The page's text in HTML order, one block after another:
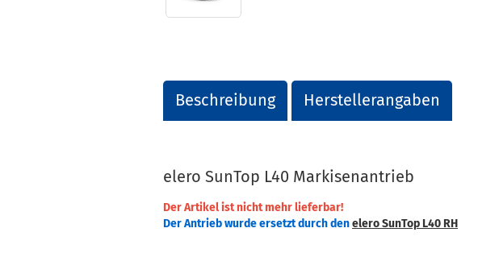
Beschreibung Herstellerangaben
elero SunTop L40 Markisenantrieb
Der Artikel ist nicht mehr lieferbar!
Der Antrieb wurde ersetzt durch denelero SunTop L40 RH